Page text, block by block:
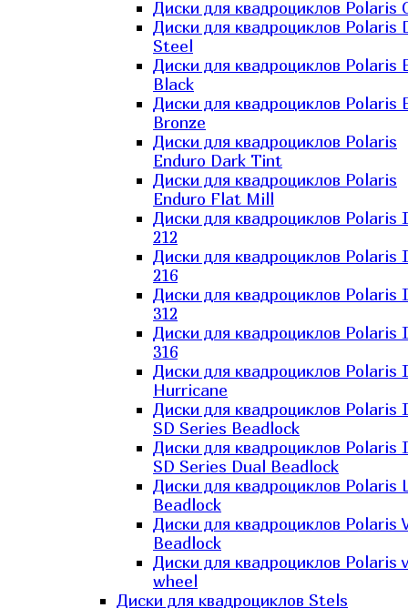
Диски для квадроциклов Polaris
Диски для квадроциклов Polaris
Steel
Диски для квадроциклов Polaris
Black
Диски для квадроциклов Polaris
Bronze
Диски для квадроциклов Polaris
Enduro Dark Tint
Диски для квадроциклов Polaris
Enduro Flat Mill
Диски для квадроциклов Polaris
212
Диски для квадроциклов Polaris
216
Диски для квадроциклов Polaris
312
Диски для квадроциклов Polaris
316
Диски для квадроциклов Polaris
Hurricane
Диски для квадроциклов Polaris
SD Series Beadlock
Диски для квадроциклов Polaris
SD Series Dual Beadlock
Диски для квадроциклов Polaris
Beadlock
Диски для квадроциклов Polaris
Beadlock
Диски для квадроциклов Polaris
wheel
Диски для квадроциклов Stels